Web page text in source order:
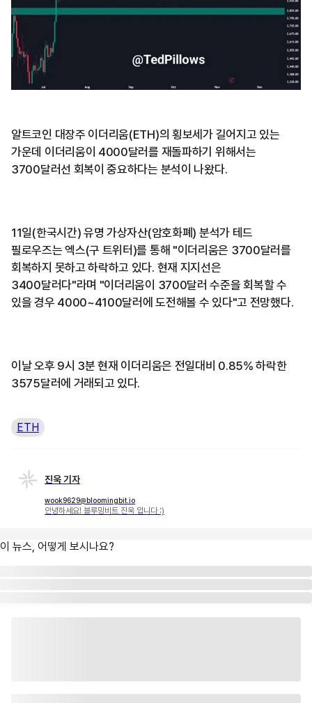
알트코인 대장주 이더리움(ETH)의 횡보세가 길어지고 있는
가운데 이더리움이 4000달러를 재돌파하기 위해서는
3700달러선 회복이 중요하다는 분석이 나왔다.
11일(한국시간) 유명 가상자산(암호화폐) 분석가 테드
필로우즈는 엑스(구 트위터)를 통해 "이더리움은 3700달러를
회복하지 못하고 하락하고 있다. 현재 지지선은
3400달러다"라며 "이더리움이 3700달러 수준을 회복할 수
있을 경우 4000~4100달러에 도전해볼 수 있다"고 전망했다.
이날 오후 9시 3분 현재 이더리움은 전일대비 0.85% 하락한
3575달러에 거래되고 있다.
ETH
진욱 기자
wook9629@bloomingbit.io
안녕하세요! 블루밍비트 진욱 입니다 :)
이 뉴스, 어떻게 보시나요?